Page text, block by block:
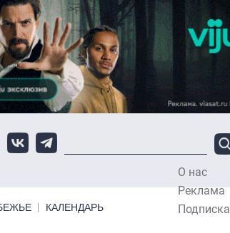
О нас
Реклама
Подписка
КАЛЕНДАРЬ